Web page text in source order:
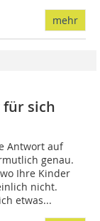
mehr
sich
Antwort auf
genau.
Ihre Kinder
nicht.
etwas...